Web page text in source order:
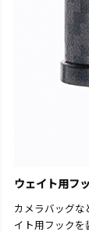
ウェイト用フ
カメラバッグな
イト用フックを